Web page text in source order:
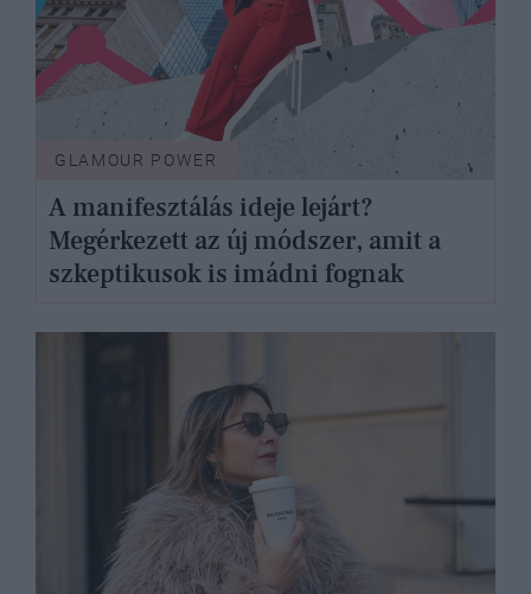
GLAMOUR POWER
A manifesztálás ideje lejárt?
Megérkezett az új módszer, amit a
szkeptikusok is imádni fognak